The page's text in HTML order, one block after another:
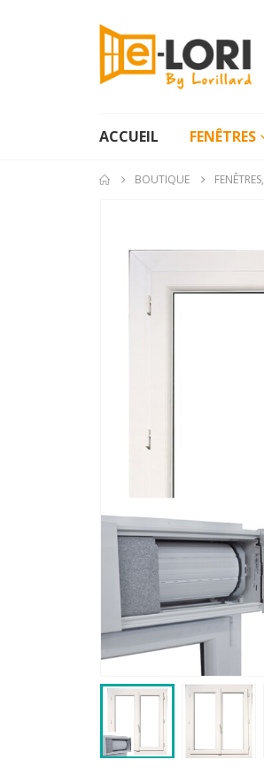
ACCUEIL FENÊTRES
BOUTIQUE FENÊTRES,